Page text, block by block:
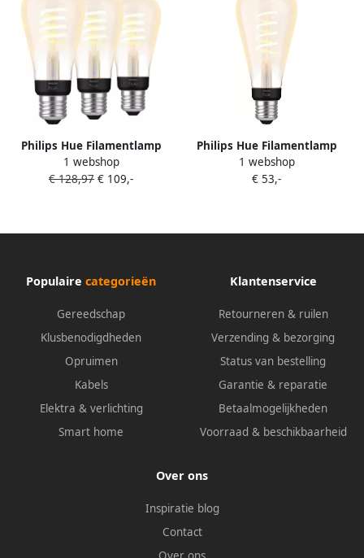
Philips Hue Filamentlamp
White Ambiance Edison E27
3-pack
1 webshop
€ 128,97 € 109,-
Philips Hue Filamentlamp
White Ambiance Edison XL
ST72 E27
1 webshop
€ 53,-
Populaire categorieën
Gereedschap
Klusbenodigdheden
Opruimen
Kabels
Elektra & verlichting
Smart home
Klantenservice
Retourneren & ruilen
Verzending & bezorging
Status van bestelling
Garantie & reparatie
Betaalmogelijkheden
Voorraad & beschikbaarheid
Over ons
Inspiratie blog
Contact